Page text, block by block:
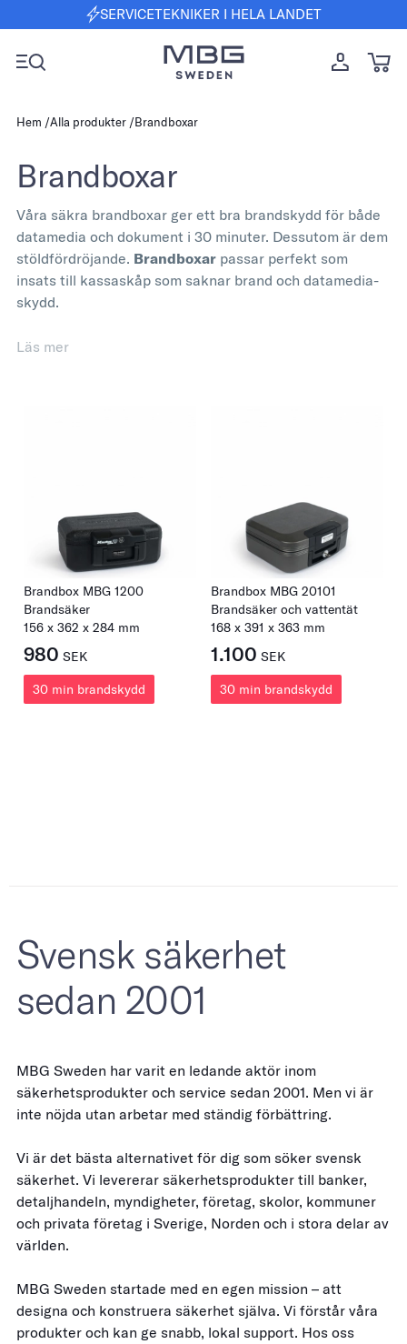
SERVICETEKNIKER I HELA LANDET
Hem Alla produkter Brandboxar
Brandboxar
Våra säkra brandboxar ger ett bra brandskydd för både
datamedia och dokument i 30 minuter. Dessutom är dem
stöldfördröjande. Brandboxar passar perfekt som
insats till kassaskåp som saknar brand och datamedia-
skydd.
MBG Sweden startade 2003 med en egen mission – att
Läs mer
Brandbox MBG 1200
Brandsäker
156 x 362 x 284 mm
980 SEK
30 min brandskydd
Brandbox MBG 20101
Brandsäker och vattentät
168 x 391 x 363 mm
1.100 SEK
30 min brandskydd
Svensk säkerhet
sedan 2001
MBG Sweden har varit en ledande aktör inom
säkerhetsprodukter och service sedan 2001. Men vi är
inte nöjda utan arbetar med ständig förbättring.
Vi är det bästa alternativet för dig som söker svensk
säkerhet. Vi levererar säkerhetsprodukter till banker,
detaljhandeln, myndigheter, företag, skolor, kommuner
och privata företag i Sverige, Norden och i stora delar av
världen.
MBG Sweden startade med en egen mission – att
designa och konstruera säkerhet själva. Vi förstår våra
produkter och kan ge snabb, lokal support. Hos oss